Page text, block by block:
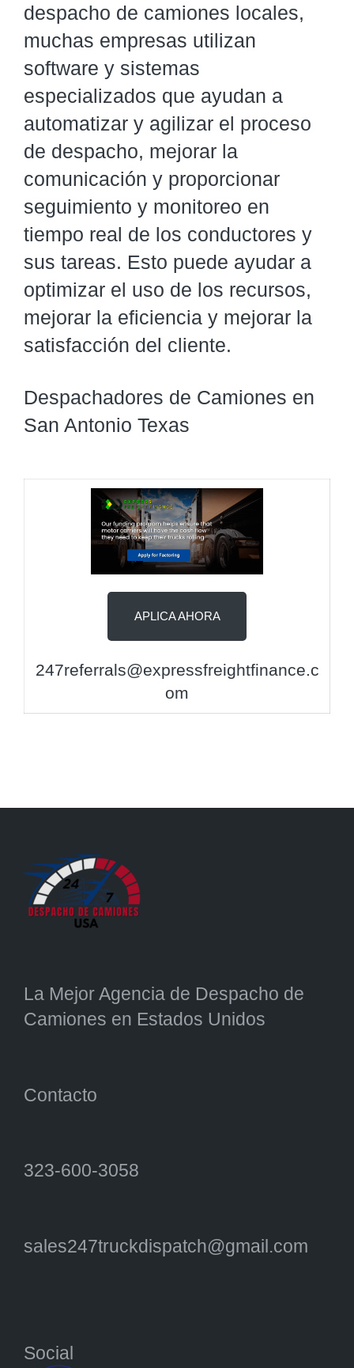
despacho de camiones locales,
muchas empresas utilizan
software y sistemas
especializados que ayudan a
automatizar y agilizar el proceso
de despacho, mejorar la
comunicación y proporcionar
seguimiento y monitoreo en
tiempo real de los conductores y
sus tareas. Esto puede ayudar a
optimizar el uso de los recursos,
mejorar la eficiencia y mejorar la
satisfacción del cliente.
Despachadores de Camiones en
San Antonio Texas
APLICA AHORA
247referrals@expressfreightfinance.c
om
La Mejor Agencia de Despacho de
Camiones en Estados Unidos
Contacto
323-600-3058
sales247truckdispatch@gmail.com
Social